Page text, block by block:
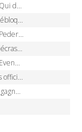
d’Huez ?
maillot vert
à Voiron ?
abandonne
le podium ?
et dates
en jaune